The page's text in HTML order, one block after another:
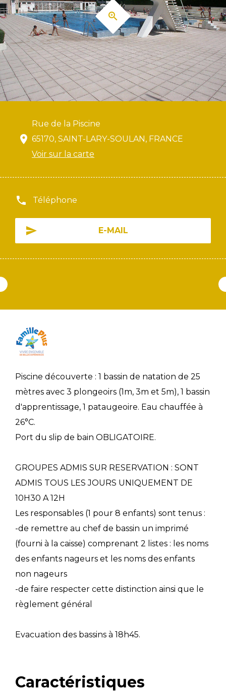
Rue de la Piscine
65170, SAINT-LARY-SOULAN, FRANCE
Voir sur la carte
Téléphone
E-MAIL
Piscine découverte : 1 bassin de natation de 25
mètres avec 3 plongeoirs (1m, 3m et 5m), 1 bassin
d'apprentissage, 1 pataugeoire. Eau chauffée à
26°C.
Port du slip de bain OBLIGATOIRE.
GROUPES ADMIS SUR RESERVATION : SONT
ADMIS TOUS LES JOURS UNIQUEMENT DE
10H30 A 12H
Les responsables (1 pour 8 enfants) sont tenus :
-de remettre au chef de bassin un imprimé
(fourni à la caisse) comprenant 2 listes : les noms
des enfants nageurs et les noms des enfants
non nageurs
-de faire respecter cette distinction ainsi que le
règlement général
Evacuation des bassins à 18h45.
Caractéristiques